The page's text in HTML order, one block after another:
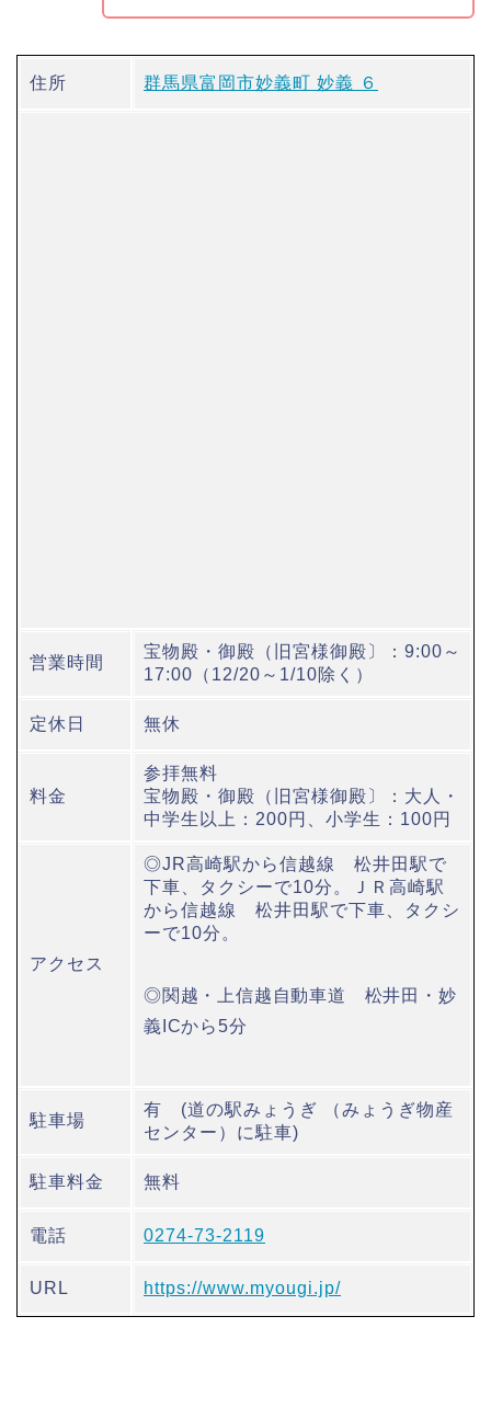
住所 群馬県富岡市妙義町 妙義 ６
営業時間
宝物殿・御殿（旧宮様御殿〕：9:00～
17:00（12/20～1/10除く）
定休日 無休
料金
参拝無料
宝物殿・御殿（旧宮様御殿〕：大人・
中学生以上：200円、小学生：100円
アクセス
◎JR高崎駅から信越線 松井田駅で
下車、タクシーで10分。ＪＲ高崎駅
から信越線 松井田駅で下車、タクシ
ーで10分。
◎関越・上信越自動車道 松井田・妙
義ICから5分
駐車場
有 (道の駅みょうぎ （みょうぎ物産
センター）に駐車)
駐車料金 無料
電話 0274-73-2119
URL https://www.myougi.jp/